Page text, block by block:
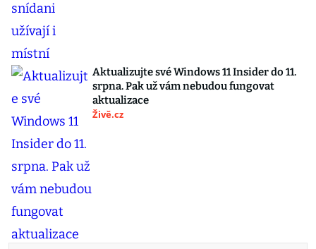
Aktualizujte své Windows 11 Insider do 11.
srpna. Pak už vám nebudou fungovat
aktualizace
Živě.cz